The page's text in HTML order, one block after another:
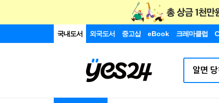
국내도서 외국도서 중고샵 eBook 크레마클럽